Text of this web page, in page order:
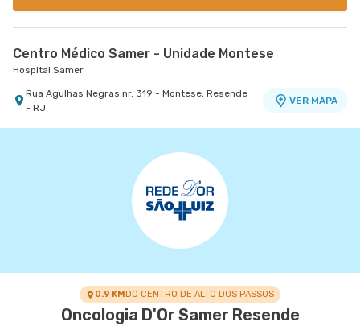
Centro Médico Samer - Unidade Montese
Hospital Samer
Rua Agulhas Negras nr. 319 - Montese, Resende
- RJ
VER MAPA
0.9 KMDO CENTRO DE ALTO DOS PASSOS
Oncologia D'Or Samer Resende